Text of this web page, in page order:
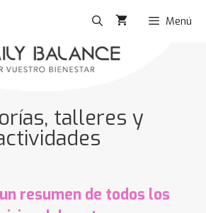
Menú
talleres y
resumen de todos los